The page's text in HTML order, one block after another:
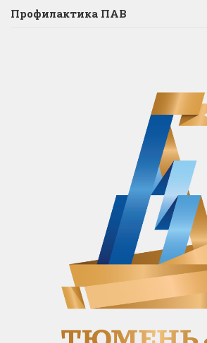
Профилактика ПАВ